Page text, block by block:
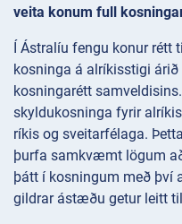
veita konum full
Í Ástralíu fengu konur rétt
kosninga á alríkisstigi
kosningarétt
skyldukosninga fyrir
ríkis og sveitarfélaga.
þurfa samkvæmt lögum
þátt í kosningum með því
gildrar ástæðu getur leitt